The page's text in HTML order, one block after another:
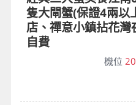
隻大閘蟹(保證4兩以
店、禪意小鎮拈花
自費
機位 20